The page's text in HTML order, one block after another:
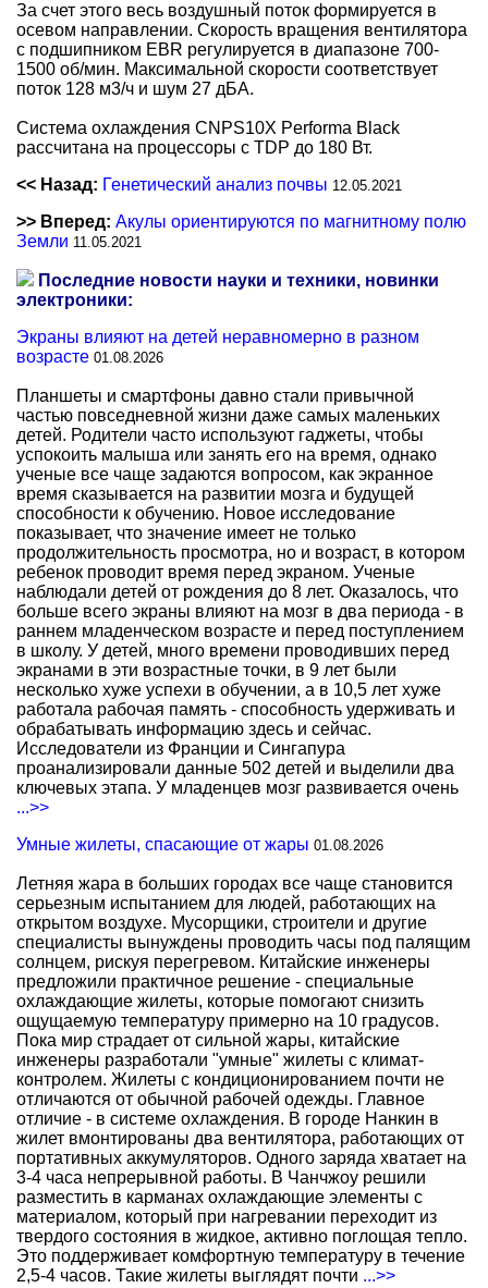
За счет этого весь воздушный поток формируется в
осевом направлении. Скорость вращения вентилятора
с подшипником EBR регулируется в диапазоне 700-
1500 об/мин. Максимальной скорости соответствует
поток 128 м3/ч и шум 27 дБА.
Система охлаждения CNPS10X Performa Black
рассчитана на процессоры с TDP до 180 Вт.
<< Назад: Генетический анализ почвы 12.05.2021
>> Вперед: Акулы ориентируются по магнитному полю
Земли 11.05.2021
Последние новости науки и техники, новинки
электроники:
Экраны влияют на детей неравномерно в разном
возрасте 01.08.2026
Планшеты и смартфоны давно стали привычной
частью повседневной жизни даже самых маленьких
детей. Родители часто используют гаджеты, чтобы
успокоить малыша или занять его на время, однако
ученые все чаще задаются вопросом, как экранное
время сказывается на развитии мозга и будущей
способности к обучению. Новое исследование
показывает, что значение имеет не только
продолжительность просмотра, но и возраст, в котором
ребенок проводит время перед экраном. Ученые
наблюдали детей от рождения до 8 лет. Оказалось, что
больше всего экраны влияют на мозг в два периода - в
раннем младенческом возрасте и перед поступлением
в школу. У детей, много времени проводивших перед
экранами в эти возрастные точки, в 9 лет были
несколько хуже успехи в обучении, а в 10,5 лет хуже
работала рабочая память - способность удерживать и
обрабатывать информацию здесь и сейчас.
Исследователи из Франции и Сингапура
проанализировали данные 502 детей и выделили два
ключевых этапа. У младенцев мозг развивается очень
...>>
Умные жилеты, спасающие от жары 01.08.2026
Летняя жара в больших городах все чаще становится
серьезным испытанием для людей, работающих на
открытом воздухе. Мусорщики, строители и другие
специалисты вынуждены проводить часы под палящим
солнцем, рискуя перегревом. Китайские инженеры
предложили практичное решение - специальные
охлаждающие жилеты, которые помогают снизить
ощущаемую температуру примерно на 10 градусов.
Пока мир страдает от сильной жары, китайские
инженеры разработали "умные" жилеты с климат-
контролем. Жилеты с кондиционированием почти не
отличаются от обычной рабочей одежды. Главное
отличие - в системе охлаждения. В городе Нанкин в
жилет вмонтированы два вентилятора, работающих от
портативных аккумуляторов. Одного заряда хватает на
3-4 часа непрерывной работы. В Чанчжоу решили
разместить в карманах охлаждающие элементы с
материалом, который при нагревании переходит из
твердого состояния в жидкое, активно поглощая тепло.
Это поддерживает комфортную температуру в течение
2,5-4 часов. Такие жилеты выглядят почти ...>>